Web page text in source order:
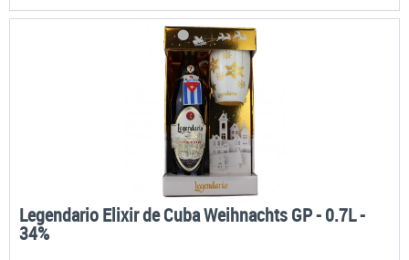
Legendario Elixir de Cuba Weihnachts GP - 0.7L -
34%